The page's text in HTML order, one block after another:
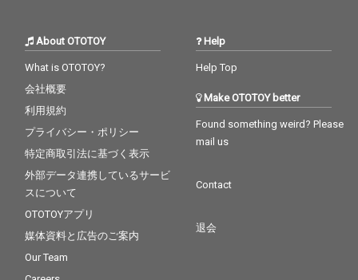
About OTOTOY
What is OTOTOY?
会社概要
利用規約
プライバシー・ポリシー
特定商取引法に基づく表示
外部データ連携しているサービ
スについて
OTOTOYアプリ
媒体資料と広告のご案内
Our Team
Help
Help Top
Make OTOTOY better
Found something weird? Please
mail us
Contact
退会